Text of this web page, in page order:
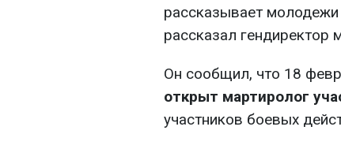
рассказывает
рассказал гендиректор
Он сообщил, что 18
открыт мартиролог
участников боевых